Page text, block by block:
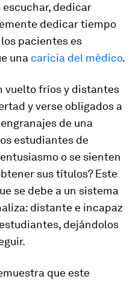
dedicar
dedicar tiempo
pacientes es
una caricia del médico.
vuelto fríos y distantes
y verse obligados a
de una
estudiantes de
o se sienten
sus títulos? Este
se debe a un sistema
distante e incapaz
dejándolos
que este